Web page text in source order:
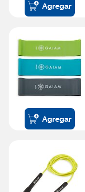
Agregar
Agregar